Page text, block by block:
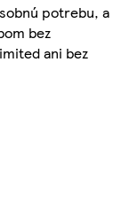
potrebu, a
bez
ani bez